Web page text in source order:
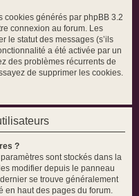
cookies générés par phpBB 3.2
connexion au forum. Les
le statut des messages (s’ils
a été activée par un
des problèmes récurrents de
de supprimer les cookies.
?
sont stockés dans la
modifier depuis le panneau
se trouve généralement
en haut des pages du forum.